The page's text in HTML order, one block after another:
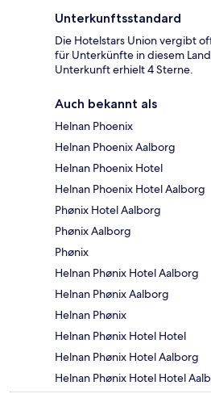
Unterkunftsstandard
Die Hotelstars Union vergibt
für Unterkünfte in diesem
Unterkunft erhielt 4 Sterne.
Auch bekannt als
Helnan Phoenix
Helnan Phoenix Aalborg
Helnan Phoenix Hotel
Helnan Phoenix Hotel Aalborg
Phønix Hotel Aalborg
Phønix Aalborg
Phønix
Helnan Phønix Hotel Aalborg
Helnan Phønix Aalborg
Helnan Phønix
Helnan Phønix Hotel Hotel
Helnan Phønix Hotel Aalborg
Helnan Phønix Hotel Hotel